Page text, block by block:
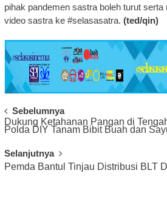
pihak pandemen sastra boleh turut
video sastra ke #selasasatra. (ted/qin)
Post
Navigation
Sebelumnya
Dukung Ketahanan Pangan di
Polda DIY Tanam Bibit Buah dan
Selanjutnya
Pemda Bantul Tinjau Distribusi BLT